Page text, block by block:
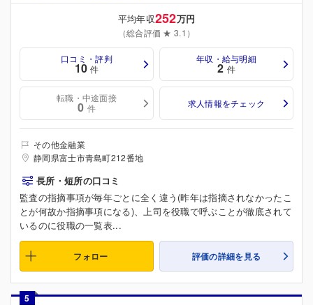
平均年収252万円
（総合評価 ★ 3.1）
口コミ・評判
10 件
年収・給与明細
2 件
転職・中途面接
0 件 求人情報をチェック
その他金融業
静岡県富士市青島町212番地
長所・短所の口コミ
監査の指摘事項が毎年ごとに全く違う(昨年は指摘されなかったこ
とが何故か指摘事項になる)、上司を役職で呼ぶことが徹底されて
いるのに役職の一覧表...
フォロー 評価の詳細を見る
5